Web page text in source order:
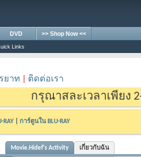
Links
DVD >> Shop Now <<
ยาท ติดต่อเรา
กรุณาสละเวลาเพียง
RAY การ์ตูนใน BLU-RAY
Movie.Hidef's Activity เกี่ยวกับฉัน